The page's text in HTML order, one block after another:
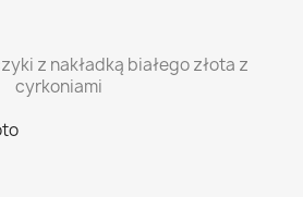
z nakładką białego złota z
cyrkoniami